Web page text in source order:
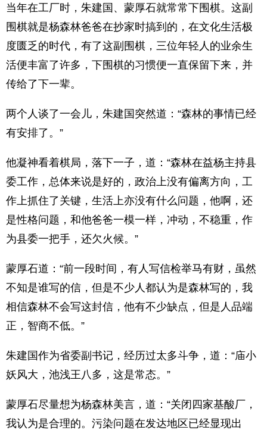
当年在工厂时，朱建国、蒙厚石就常常下围棋。这副
围棋就是杨森林爸爸在抄家时搞到的，在文化生活极
度匮乏的时代，有了这副围棋，三位年轻人的业余生
活便丰富了许多，下围棋的习惯便一直保留下来，并
传给了下一辈。
两个人谈了一会儿，朱建国突然道：“森林的事情已经
有安排了。”
他凝神看着棋局，落下一子，道：“森林在益杨主持县
委工作，总体来说是好的，政治上没有偏离方向，工
作上抓住了关键，生活上亦没有什么问题，他啊，还
是性格问题，和他爸爸一模一样，冲动，不稳重，作
为县委一把手，还欠火候。”
蒙厚石道：“前一段时间，有人写信检举马有财，虽然
不知是谁写的信，但是不少人都认为是森林写的，我
相信森林不会写这封信，他有不少缺点，但是人品端
正，智商不低。”
朱建国作为省委副书记，经历过太多斗争，道：“庙小
妖风大，池浅王八多，这是常态。”
蒙厚石尽量想为杨森林美言，道：“关闭四家基酸厂，
我认为是合理的。污染问题在发达地区已经显现出